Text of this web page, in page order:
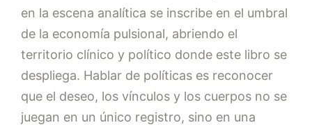
en la escena analítica se inscribe en el umbral
de la economía pulsional, abriendo el
territorio clínico y político donde este libro se
despliega. Hablar de políticas es reconocer
que el deseo, los vínculos y los cuerpos no se
juegan en un único registro, sino en una